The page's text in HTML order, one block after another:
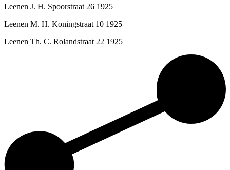
Leenen J. H. Spoorstraat 26 1925
Leenen M. H. Koningstraat 10 1925
Leenen Th. C. Rolandstraat 22 1925